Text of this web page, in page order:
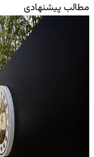
مطالب پیشنهادی